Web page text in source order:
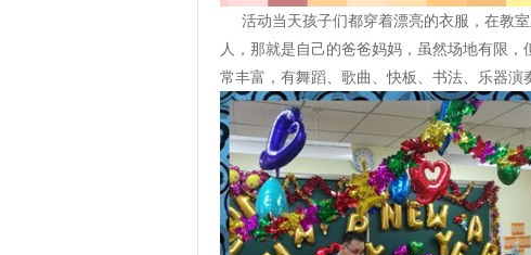
活动当天孩子们都穿着漂亮的衣服，在教
人，那就是自己的爸爸妈妈，虽然场地有限
常丰富，有舞蹈、歌曲、快板、书法、乐器演